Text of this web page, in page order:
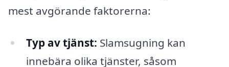
mest avgörande faktorerna:
Typ av tjänst: Slamsugning kan
innebära olika tjänster, såsom